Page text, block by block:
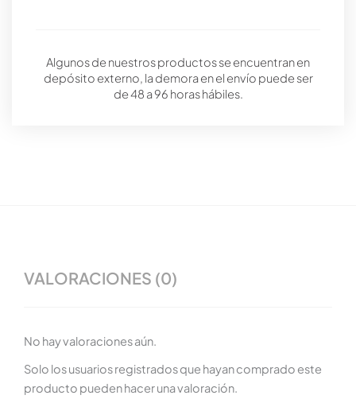
Algunos de nuestros productos se encuentran en
depósito externo, la demora en el envío puede ser
de 48 a 96 horas hábiles.
VALORACIONES (0)
No hay valoraciones aún.
Solo los usuarios registrados que hayan comprado este
producto pueden hacer una valoración.